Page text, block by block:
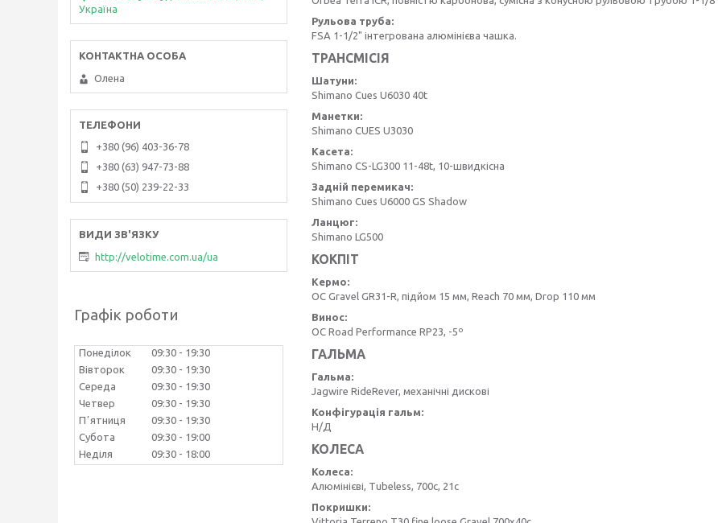
Рульова труба:
FSA 1-1/2" інтегрована алюмінієва чашка.
ТРАНСМІСІЯ
Шатуни:
Shimano Cues U6030 40t
Манетки:
Shimano CUES U3030
Касета:
Shimano CS-LG300 11-48t, 10-швидкісна
Задній перемикач:
Shimano Cues U6000 GS Shadow
Ланцюг:
Shimano LG500
КОКПІТ
Кермо:
OC Gravel GR31-R, підйом 15 мм, Reach 70 мм, Drop 110 мм
Винос:
OC Road Performance RP23, -5º
ГАЛЬМА
Гальма:
Jagwire RideRever, механічні дискові
Конфігурація гальм:
Н/Д
КОЛЕСА
Колеса:
Алюмінієві, Tubeless, 700c, 21c
Покришки:
Україна
Олена
+380 (96) 403-36-78
+380 (63) 947-73-88
+380 (50) 239-22-33
http://velotime.com.ua/ua
Графік роботи
Понеділок 09:30
19:30
Вівторок
09:30
19:30
Середа
09:30
19:30
Четвер
09:30
19:30
Пʼятниця
09:30
19:30
Субота
09:30
19:00
Неділя
09:30 18:00